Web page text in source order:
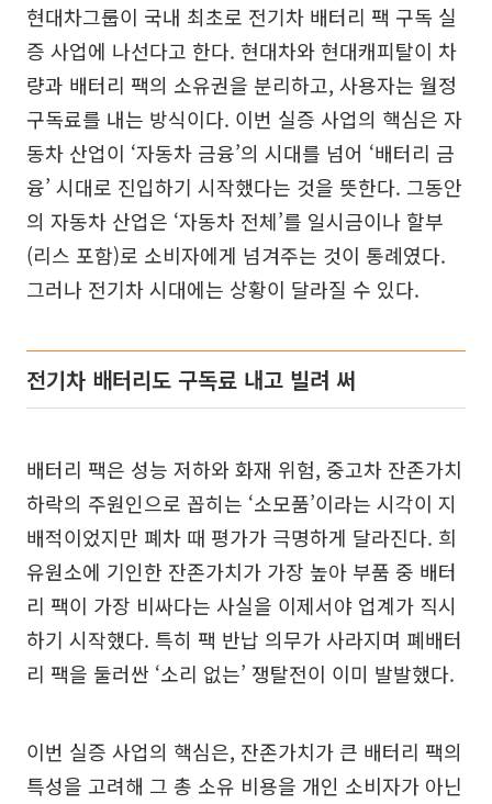
현대차그룹이 국내 최초로 전기차 배터리 팩 구독 실
증 사업에 나선다고 한다. 현대차와 현대캐피탈이 차
량과 배터리 팩의 소유권을 분리하고, 사용자는 월정
구독료를 내는 방식이다. 이번 실증 사업의 핵심은 자
동차 산업이 ‘자동차 금융’의 시대를 넘어 ‘배터리 금
융’ 시대로 진입하기 시작했다는 것을 뜻한다. 그동안
의 자동차 산업은 ‘자동차 전체’를 일시금이나 할부
(리스 포함)로 소비자에게 넘겨주는 것이 통례였다.
그러나 전기차 시대에는 상황이 달라질 수 있다.
전기차 배터리도 구독료 내고 빌려 써
배터리 팩은 성능 저하와 화재 위험, 중고차 잔존가치
하락의 주원인으로 꼽히는 ‘소모품’이라는 시각이 지
배적이었지만 폐차 때 평가가 극명하게 달라진다. 희
유원소에 기인한 잔존가치가 가장 높아 부품 중 배터
리 팩이 가장 비싸다는 사실을 이제서야 업계가 직시
하기 시작했다. 특히 팩 반납 의무가 사라지며 폐배터
리 팩을 둘러싼 ‘소리 없는’ 쟁탈전이 이미 발발했다.
이번 실증 사업의 핵심은, 잔존가치가 큰 배터리 팩의
특성을 고려해 그 총 소유 비용을 개인 소비자가 아닌